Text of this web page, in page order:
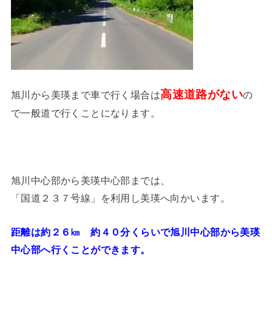
旭川から美瑛まで車で行く場合は高速道路がないの
で一般道で行くことになります。
旭川中心部から美瑛中心部までは、
「国道２３７号線」を利用し美瑛へ向かいます。
距離は約２６㎞ 約４０分くらいで旭川中心部から美瑛
中心部へ行くことができます。